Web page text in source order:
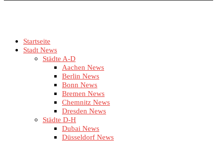
Startseite
Stadt News
Städte A-D
Aachen News
Berlin News
Bonn News
Bremen News
Chemnitz News
Dresden News
Städte D-H
Dubai News
Düsseldorf News